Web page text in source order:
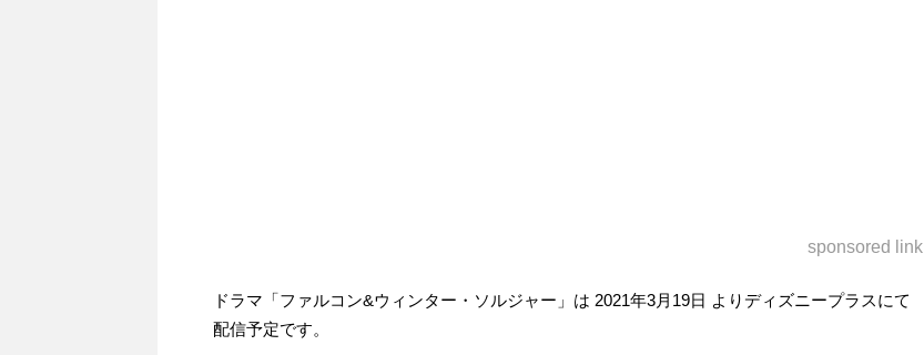
sponsored link
ドラマ「ファルコン&ウィンター・ソルジャー」は 2021年3月19日 よりディズニープラスにて
配信予定です。